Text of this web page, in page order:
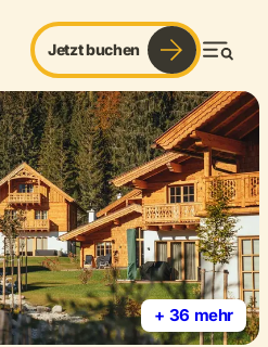
Jetzt buchen
+ 36 mehr